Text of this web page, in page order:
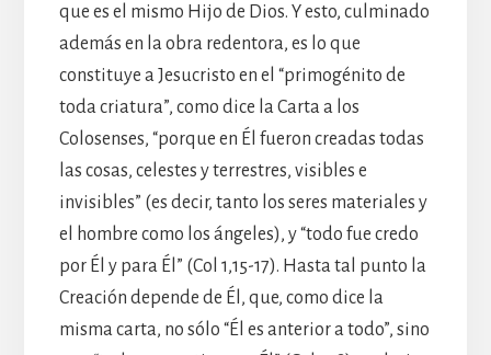
que es el mismo Hijo de Dios. Y esto, culminado
además en la obra redentora, es lo que
constituye a Jesucristo en el “primogénito de
toda criatura”, como dice la Carta a los
Colosenses, “porque en Él fueron creadas todas
las cosas, celestes y terrestres, visibles e
invisibles” (es decir, tanto los seres materiales y
el hombre como los ángeles), y “todo fue credo
por Él y para Él” (Col 1,15-17). Hasta tal punto la
Creación depende de Él, que, como dice la
misma carta, no sólo “Él es anterior a todo”, sino